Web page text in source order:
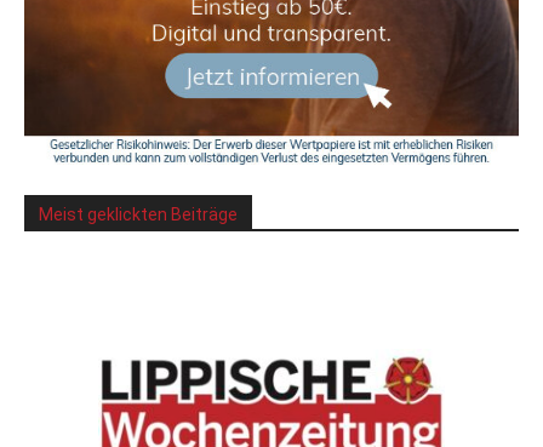
Meist geklickten Beiträge